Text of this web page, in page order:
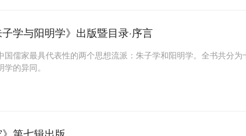
学与阳明学》出版暨目录·序言
国儒家最具代表性的两个思想流派：朱子学和阳明学。全书共分
的异同。